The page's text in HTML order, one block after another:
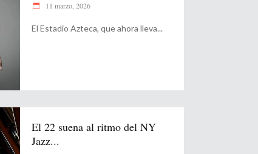
11 marzo, 2026
El Estadio Azteca, que ahora lleva
El 22 suena al ritmo del NY
Jazz...